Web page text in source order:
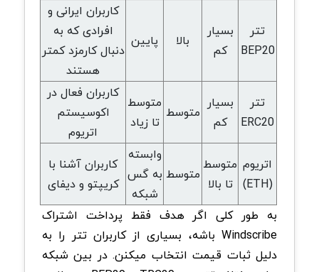
تتر
BEP20
بسیار
کم
بالا پایین
کاربران ایرانی و
افرادی که به
دنبال کارمزد کمتر
هستند
تتر
ERC20
بسیار
کم
متوسط متوسط
تا زیاد
کاربران فعال در
اکوسیستم
اتریوم
اتریوم
(ETH)
متوسط
تا بالا متوسط
وابسته
به گس
شبکه
کاربران آشنا با
کریپتو و دیفای
به طور کلی اگر هدف فقط پرداخت اشتراک
Windscribe باشه، بسیاری از کاربران تتر را به
دلیل ثبات قیمت انتخاب میکنن. در بین شبکه